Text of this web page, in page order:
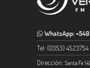
WhatsApp:
Tel: (0353) 4523754
Dirección: Santa Fe